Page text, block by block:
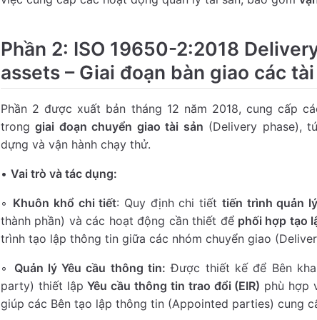
Phần 2: ISO 19650-2:2018
assets – Giai đoạn bàn giao các
Phần 2 được xuất bản tháng 12 năm 2018, cung cấp
tronggiai đoạn chuyển giao tài sản (Delivery phase),
dựng và vận hành chạy thử.
• Vai trò và tác dụng:
◦ Khuôn khổ chi tiết: Quy định chi tiết tiến trình quản
thành phần) và các hoạt động cần thiết để phối hợp tạo
trình tạo lập thông tin giữa các nhóm chuyển giao
◦ Quản lý Yêu cầu thông tin: Được thiết kế để Bên
party) thiết lậpYêu cầu thông tin trao đổi (EIR) phù hợp
giúp các Bên tạo lập thông tin (Appointed parties) cung